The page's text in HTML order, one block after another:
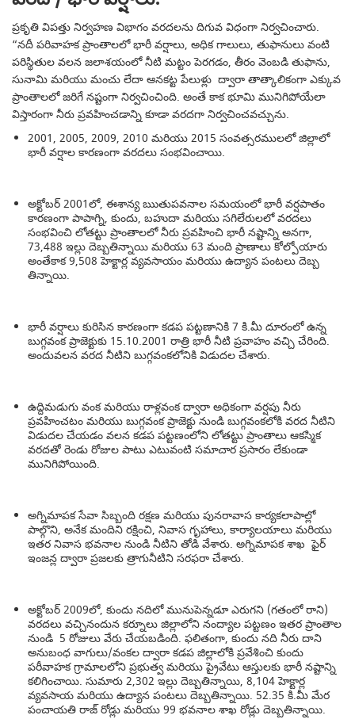
ప్రకృతి విపత్తు నిర్వహణ విభాగం వరదలను దిగువ విధంగా నిర్వచించారు.
“నదీ పరివాహక ప్రాంతాలలో భారీ వర్షాలు, అధిక గాలులు, తుఫానులు వంటి
పరిస్థితుల వలన జలాశయంలో నీటి మట్టం పెరగడం, తీరం వెంబడి తుఫాను,
సునామి మరియు మంచు లేదా ఆనకట్ట పేలుళ్లు ద్వారా తాత్కాలికంగా ఎక్కువ
ప్రాంతాలలో జరిగే నష్టంగా నిర్వచించింది. అంతే కాక భూమి మునిగిపోయేలా
విస్తారంగా నీరు ప్రవహించడాన్ని కూడా వరదగా నిర్వచించవచ్చును.
2001, 2005, 2009, 2010 మరియు 2015 సంవత్సరములలో జిల్లాలో
భారీ వర్షాల కారణంగా వరదలు సంభవించాయి.
అక్టోబర్ 2001లో, ఈశాన్య ఋతుపవనాల సమయంలో భారీ వర్షపాతం
కారణంగా పాపాగ్ని, కుందు, బహుదా మరియు సగిలేరులలో వరదలు
సంభవించి లోతట్టు ప్రాంతాలలో నీరు ప్రవహించి భారీ నష్టాన్ని అనగా,
73,488 ఇల్లు దెబ్బతిన్నాయి మరియు 63 మంది ప్రాణాలు కోల్పోయారు
అంతేకాక 9,508 హెక్టార్ల వ్యవసాయం మరియు ఉద్యాన పంటలు దెబ్బ
తిన్నాయి.
భారీ వర్షాలు కురిసిన కారణంగా కడప పట్టణానికి 7 కి.మీ దూరంలో ఉన్న
బుగ్గవంక ప్రాజెక్టుకు 15.10.2001 రాత్రి భారీ నీటి ప్రవాహం వచ్చి చేరింది.
అందువలన వరద నీటిని బుగ్గవంకలోనికి విడుదల చేశారు.
ఉద్దిమడుగు వంక మరియు రాళ్లవంక ద్వారా అధికంగా వర్షపు నీరు
ప్రవహించటం మరియు బుగ్గవంక ప్రాజెక్టు నుండి బుగ్గవంకలోకి వరద నీటిని
విడుదల చేయడం వలన కడప పట్టణంలోని లోతట్టు ప్రాంతాలు ఆకస్మిక
వరదతో రెండు రోజుల పాటు ఎటువంటి సమాచార ప్రసారం లేకుండా
మునిగిపోయింది.
అగ్నిమాపక సేవా సిబ్బంది రక్షణ మరియు పునరావాస కార్యకలాపాల్లో
పాల్గొని, అనేక మందిని రక్షించి, నివాస గృహాలు, కార్యాలయాలు మరియు
ఇతర నివాస భవనాల నుండి నీటిని తోడి వేశారు. అగ్నిమాపక శాఖ ఫైర్
ఇంజన్ల ద్వారా ప్రజలకు త్రాగునీటిని సరఫరా చేశారు.
అక్టోబర్ 2009లో, కుందు నదిలో మునుపెన్నడూ ఎరుగని (గతంలో రాని)
వరదలు వచ్చినందున కర్నూలు జిల్లాలోని నంద్యాల పట్టణం ఇతర ప్రాంతాల
నుండి 5 రోజులు వేరు చేయబడింది. ఫలితంగా, కుందు నది నీరు దాని
అనుబంధ వాగులు/వంకల ద్వారా కడప జిల్లాలోకి ప్రవేశించి కుందు
పరీవాహక గ్రామాలలోని ప్రభుత్వ మరియు ప్రైవేటు ఆస్తులకు భారీ నష్టాన్ని
కలిగించాయి. సుమారు 2,302 ఇల్లు దెబ్బతిన్నాయి, 8,104 హెక్టార్ల
వ్యవసాయ మరియు ఉద్యాన పంటలు దెబ్బతిన్నాయి. 52.35 కి.మీ మేర
పంచాయతి రాజ్ రోడ్లు మరియు 99 భవనాల శాఖ రోడ్లు దెబ్బతిన్నాయి.